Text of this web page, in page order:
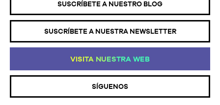
SUSCRÍBETE A NUESTRO BLOG
SUSCRÍBETE A NUESTRA NEWSLETTER
VISITA NUESTRA WEB
SÍGUENOS